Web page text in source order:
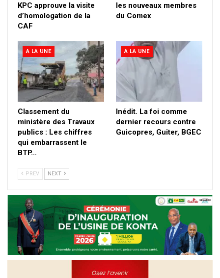
KPC approuve la visite
d’homologation de la
CAF
les nouveaux membres
du Comex
A LA UNE
Classement du
ministère des Travaux
publics : Les chiffres
qui embarrassent le
BTP…
A LA UNE
Inédit. La foi comme
dernier recours contre
Guicopres, Guiter, BGEC
PREV NEXT